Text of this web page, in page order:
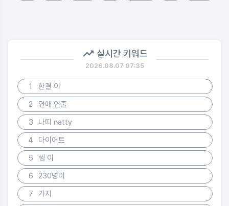
실시간 키워드
2026.08.07 07:35
1
한결 이
2
연애 연출
3
나띠 natty
4
다이어트
5
씽 이
6
230명이
7
가지